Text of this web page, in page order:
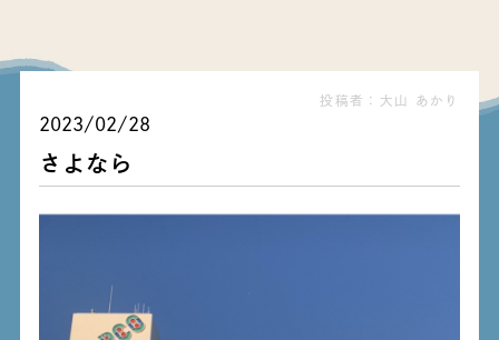
投稿者：大山 あかり
2023/02/28
さよなら